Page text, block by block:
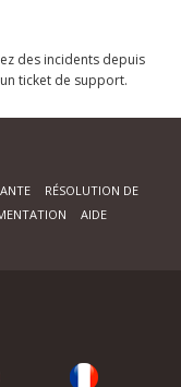
des incidents depuis
ticket de support.
RÉSOLUTION DE
AIDE